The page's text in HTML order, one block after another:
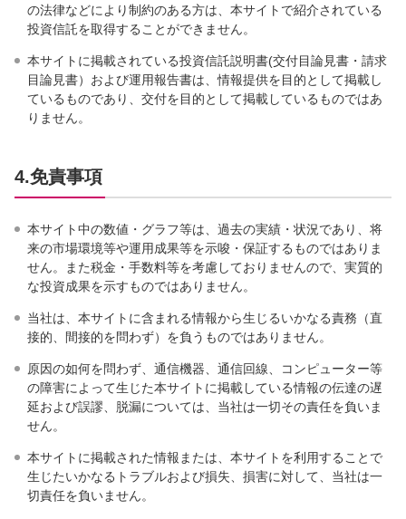
の法律などにより制約のある方は、本サイトで紹介されている
投資信託を取得することができません。
本サイトに掲載されている投資信託説明書(交付目論見書・請求
目論見書）および運用報告書は、情報提供を目的として掲載し
ているものであり、交付を目的として掲載しているものではあ
りません。
4.免責事項
本サイト中の数値・グラフ等は、過去の実績・状況であり、将
来の市場環境等や運用成果等を示唆・保証するものではありま
せん。また税金・手数料等を考慮しておりませんので、実質的
な投資成果を示すものではありません。
当社は、本サイトに含まれる情報から生じるいかなる責務（直
接的、間接的を問わず）を負うものではありません。
原因の如何を問わず、通信機器、通信回線、コンピューター等
の障害によって生じた本サイトに掲載している情報の伝達の遅
延および誤謬、脱漏については、当社は一切その責任を負いま
せん。
本サイトに掲載された情報または、本サイトを利用することで
生じたいかなるトラブルおよび損失、損害に対して、当社は一
切責任を負いません。